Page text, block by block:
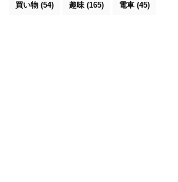
買い物 (54) 趣味(165) 電車 (45)